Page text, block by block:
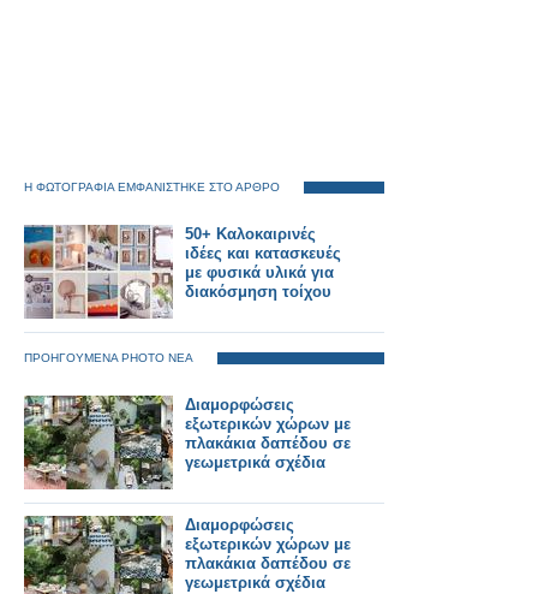
Η ΦΩΤΟΓΡΑΦΙΑ ΕΜΦΑΝΙΣΤΗΚΕ ΣΤΟ ΑΡΘΡΟ
50+ Καλοκαιρινές
ιδέες και κατασκευές
με φυσικά υλικά για
διακόσμηση τοίχου
ΠΡΟΗΓΟΥΜΕΝΑ PHOTO ΝΕΑ
Διαμορφώσεις
εξωτερικών χώρων με
πλακάκια δαπέδου σε
γεωμετρικά σχέδια
Διαμορφώσεις
εξωτερικών χώρων με
πλακάκια δαπέδου σε
γεωμετρικά σχέδια